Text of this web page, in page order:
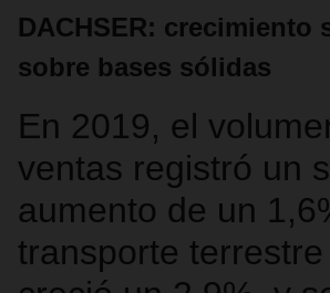
DACHSER: crecimiento
sobre bases sólidas
En 2019, el
ventas registró un
aumento de un
transporte